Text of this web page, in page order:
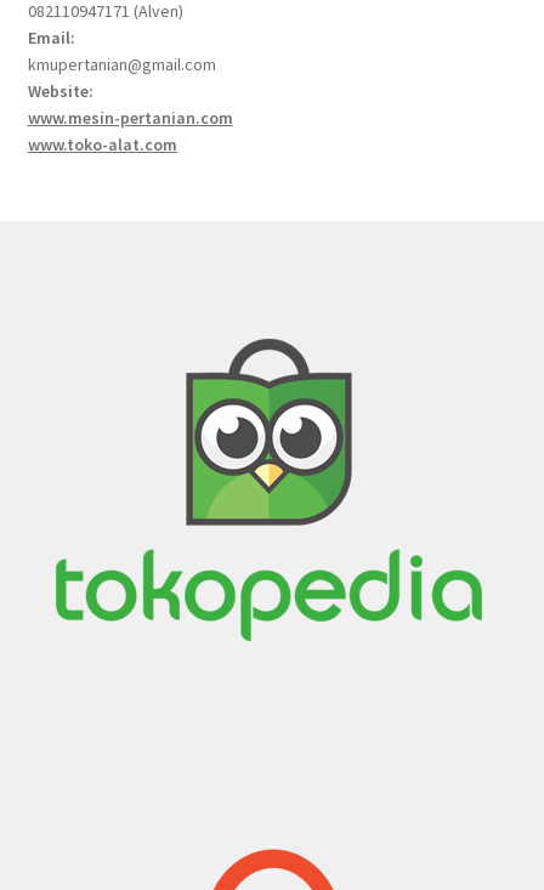
082110947171 (Alven)
Email:
kmupertanian@gmail.com
Website:
www.mesin-pertanian.com
www.toko-alat.com